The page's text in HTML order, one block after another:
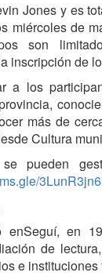
Jones y es
miércoles de
son
inscripción de
a los
más de
Cultura
se pueden
enSeguí, en
de
e instituciones